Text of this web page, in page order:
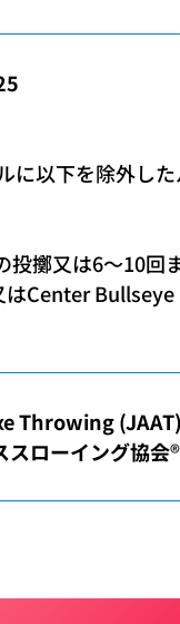
に以下を除外し
投擲又は6〜10回
Center Bullseye
Throwing
スローイング協会®︎